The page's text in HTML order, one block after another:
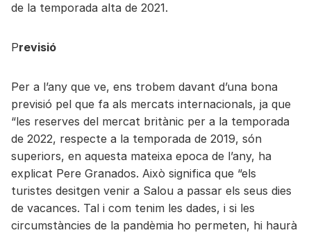
de la temporada alta de 2021.
Previsió
Per a l’any que ve, ens trobem davant d’una bona
previsió pel que fa als mercats internacionals, ja que
“les reserves del mercat britànic per a la temporada
de 2022, respecte a la temporada de 2019, són
superiors, en aquesta mateixa epoca de l’any, ha
explicat Pere Granados. Això significa que “els
turistes desitgen venir a Salou a passar els seus dies
de vacances. Tal i com tenim les dades, i si les
circumstàncies de la pandèmia ho permeten, hi haurà